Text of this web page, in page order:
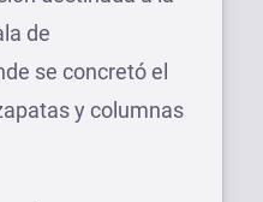
de
se concretó el
y columnas